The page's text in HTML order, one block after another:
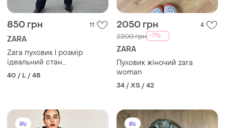
850 грн 11
ZARA
Zara пуховик l розмір
ідеальний стан
натуральний пух без
капюшона
40 / L / 48
2050 грн 4
2200 грн -7%
ZARA
Пуховик жіночий zara
woman
34 / XS / 42